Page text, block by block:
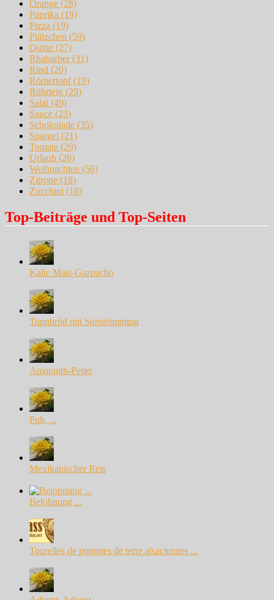
Orange (28)
Paprika (19)
Pizza (19)
Plätzchen (59)
Quitte (27)
Rhabarber(31)
Rind (20)
Römertopf(19)
Rührteig (29)
Salat (49)
Sauce (23)
Schokolade (35)
Spargel (21)
Tomate (29)
Urlaub (26)
Weihnachten (56)
Zitrone (18)
Zucchini (18)
Top-Beiträge und Top-Seiten
Kalte Mais-Gazpacho
Tunnbröd mit Surströmming
Amaranth-Pesto
Puh, ...
Mexikanischer Reis
Belohnung ...
Tourelles de pommes de terre alsaciennes ...